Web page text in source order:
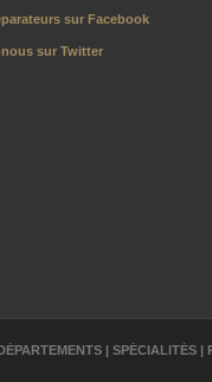
sur Facebook
sur Twitter
| SPÉCIALITÉS |